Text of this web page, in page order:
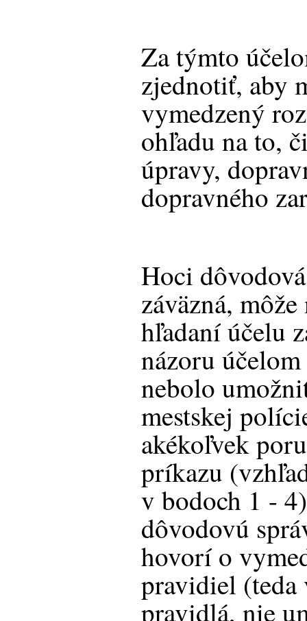
Za týmto
zjednotiť, aby
vymedzený
ohľadu na to,
úpravy,
dopravného
Hoci
záväzná,
hľadaní účelu
názoru
nebolo
mestskej
akékoľvek
príkazu
v bodoch 1 -
dôvodovú
hovorí o
pravidiel
pravidlá, nie